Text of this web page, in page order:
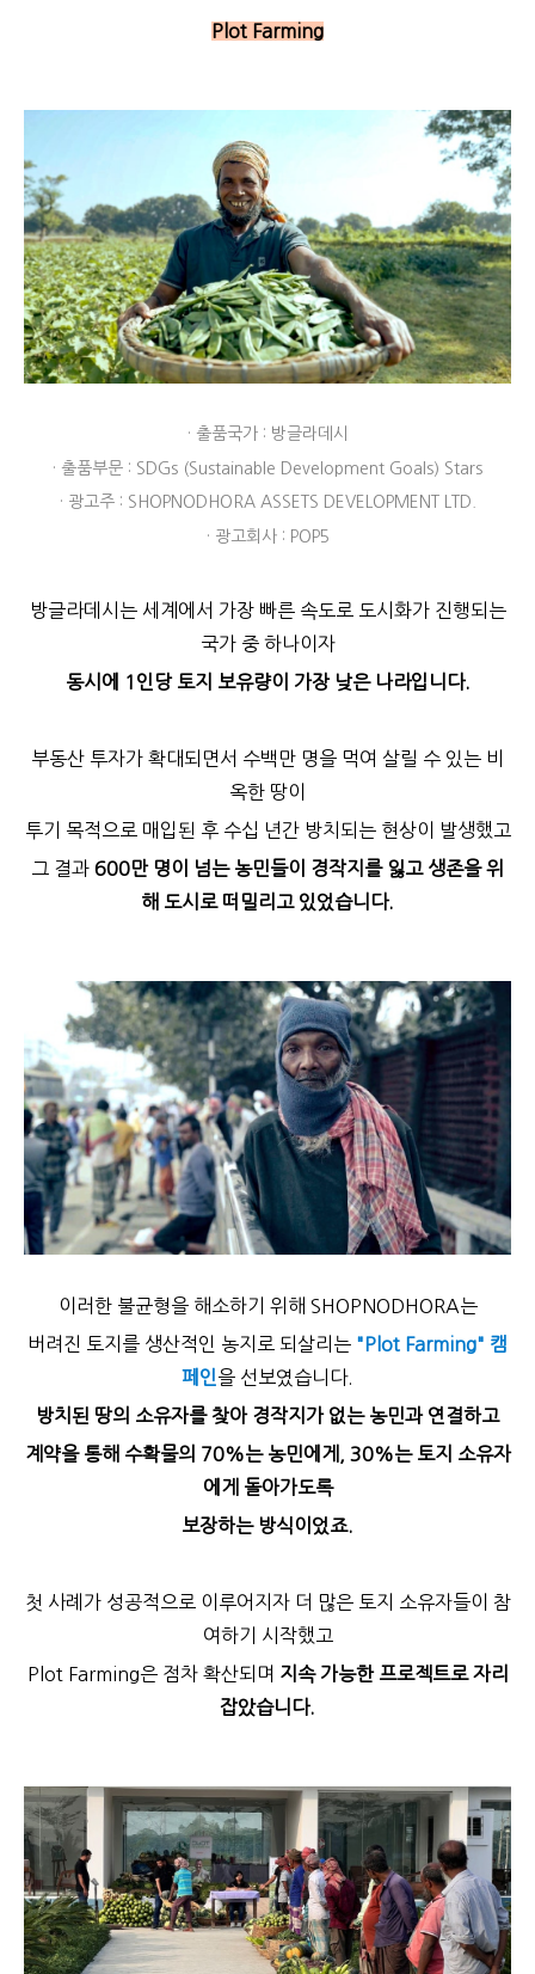
Plot Farming
· 출품국가 : 방글라데시
· 출품부문 : SDGs (Sustainable Development Goals) Stars
· 광고주 : SHOPNODHORA ASSETS DEVELOPMENT LTD.
· 광고회사 : POP5
방글라데시는 세계에서 가장 빠른 속도로 도시화가 진행되는
국가 중 하나이자
동시에 1인당 토지 보유량이 가장 낮은 나라입니다.
부동산 투자가 확대되면서 수백만 명을 먹여 살릴 수 있는 비
옥한 땅이
투기 목적으로 매입된 후 수십 년간 방치되는 현상이 발생했고
그 결과 600만 명이 넘는 농민들이 경작지를 잃고 생존을 위
해 도시로 떠밀리고 있었습니다.
이러한 불균형을 해소하기 위해 SHOPNODHORA는
버려진 토지를 생산적인 농지로 되살리는 "Plot Farming" 캠
페인을 선보였습니다.
방치된 땅의 소유자를 찾아 경작지가 없는 농민과 연결하고
계약을 통해 수확물의 70%는 농민에게, 30%는 토지 소유자
에게 돌아가도록
보장하는 방식이었죠.
첫 사례가 성공적으로 이루어지자 더 많은 토지 소유자들이 참
여하기 시작했고
Plot Farming은 점차 확산되며 지속 가능한 프로젝트로 자리
잡았습니다.